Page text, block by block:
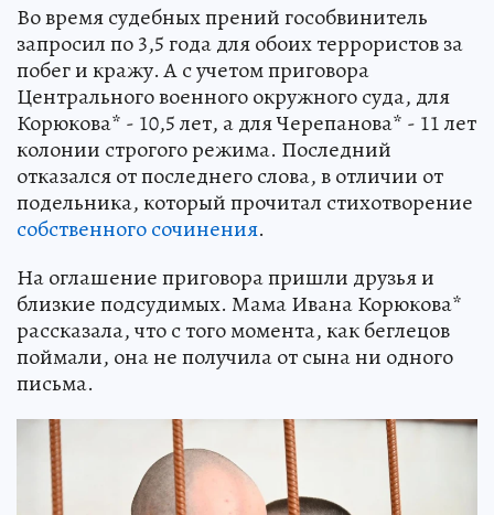
Во время судебных прений гособвинитель
запросил по 3,5 года для обоих террористов за
побег и кражу. А с учетом приговора
Центрального военного окружного суда, для
Корюкова* - 10,5 лет, а для Черепанова* - 11 лет
колонии строгого режима. Последний
отказался от последнего слова, в отличии от
подельника, который прочитал стихотворение
собственного сочинения.
На оглашение приговора пришли друзья и
близкие подсудимых. Мама Ивана Корюкова*
рассказала, что с того момента, как беглецов
поймали, она не получила от сына ни одного
письма.